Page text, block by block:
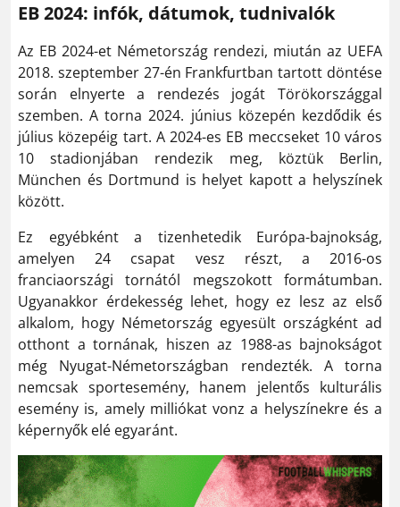
EB 2024: infók, dátumok, tudnivalók
Az EB 2024-et Németország rendezi, miután az UEFA
2018. szeptember 27-én Frankfurtban tartott döntése
során elnyerte a rendezés jogát Törökországgal
szemben. A torna 2024. június közepén kezdődik és
július közepéig tart. A 2024-es EB meccseket 10 város
10 stadionjában rendezik meg, köztük Berlin,
München és Dortmund is helyet kapott a helyszínek
között.
Ez egyébként a tizenhetedik Európa-bajnokság,
amelyen 24 csapat vesz részt, a 2016-os
franciaországi tornától megszokott formátumban.
Ugyanakkor érdekesség lehet, hogy ez lesz az első
alkalom, hogy Németország egyesült országként ad
otthont a tornának, hiszen az 1988-as bajnokságot
még Nyugat-Németországban rendezték. A torna
nemcsak sportesemény, hanem jelentős kulturális
esemény is, amely milliókat vonz a helyszínekre és a
képernyők elé egyaránt.